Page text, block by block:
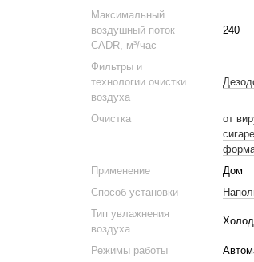
Максимальный
воздушный поток
CADR, м³/час
240
Фильтры и
технологии очистки
воздуха
Очистка от
Применение
Дом
Способ установки
Тип увлажнения
воздуха
Режимы работы